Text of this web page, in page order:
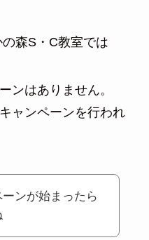
森S・C教室では
ンはありません。
ャンペーンを行われ
ンが始まったら